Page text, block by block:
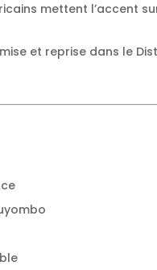
mettent l’accent
et reprise dans le